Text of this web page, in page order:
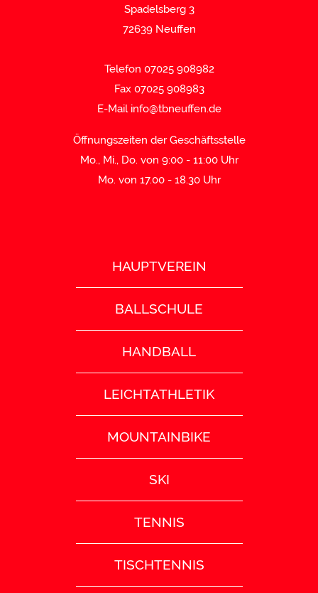
Spadelsberg 3
72639 Neuffen
Telefon 07025 908982
Fax 07025 908983
E-Mail info@tbneuffen.de
Öffnungszeiten der Geschäftsstelle
Mo., Mi., Do. von 9:00 - 11:00 Uhr
Mo. von 17.00 - 18.30 Uhr
HAUPTVEREIN
BALLSCHULE
HANDBALL
LEICHTATHLETIK
MOUNTAINBIKE
SKI
TENNIS
TISCHTENNIS